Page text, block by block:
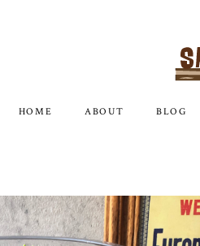
HOME ABOUT BLOG